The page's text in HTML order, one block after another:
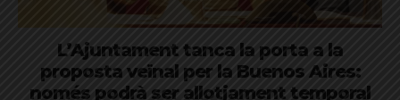
L’Ajuntament tanca la porta a la
proposta veïnal per la Buenos Aires:
només podrà ser allotjament temporal